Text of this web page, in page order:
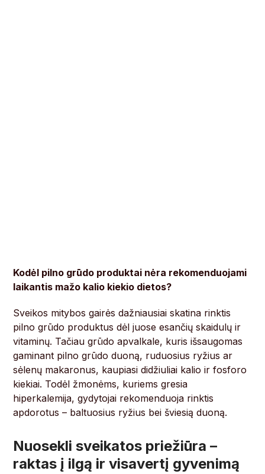
Kodėl pilno grūdo produktai nėra rekomenduojami
laikantis mažo kalio kiekio dietos?
Sveikos mitybos gairės dažniausiai skatina rinktis
pilno grūdo produktus dėl juose esančių skaidulų ir
vitaminų. Tačiau grūdo apvalkale, kuris išsaugomas
gaminant pilno grūdo duoną, ruduosius ryžius ar
sėlenų makaronus, kaupiasi didžiuliai kalio ir fosforo
kiekiai. Todėl žmonėms, kuriems gresia
hiperkalemija, gydytojai rekomenduoja rinktis
apdorotus – baltuosius ryžius bei šviesią duoną.
Nuosekli sveikatos priežiūra –
raktas į ilgą ir visavertį gyvenimą